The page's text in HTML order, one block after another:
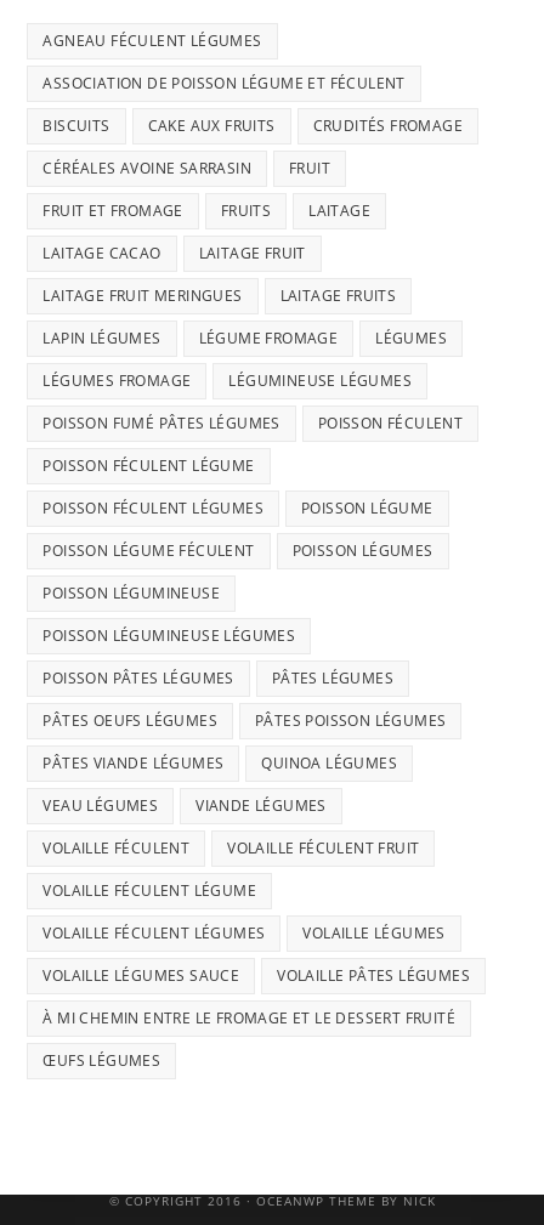
AGNEAU FÉCULENT LÉGUMES
ASSOCIATION DE POISSON LÉGUME ET FÉCULENT
BISCUITS CAKE AUX FRUITS CRUDITÉS FROMAGE
CÉRÉALES AVOINE SARRASIN FRUIT
FRUIT ET FROMAGE FRUITS LAITAGE
LAITAGE CACAO LAITAGE FRUIT
LAITAGE FRUIT MERINGUES LAITAGE FRUITS
LAPIN LÉGUMES LÉGUME FROMAGE LÉGUMES
LÉGUMES FROMAGE LÉGUMINEUSE LÉGUMES
POISSON FUMÉ PÂTES LÉGUMES POISSON FÉCULENT
POISSON FÉCULENT LÉGUME
POISSON FÉCULENT LÉGUMES POISSON LÉGUME
POISSON LÉGUME FÉCULENT POISSON LÉGUMES
POISSON LÉGUMINEUSE
POISSON LÉGUMINEUSE LÉGUMES
POISSON PÂTES LÉGUMES PÂTES LÉGUMES
PÂTES OEUFS LÉGUMES PÂTES POISSON LÉGUMES
PÂTES VIANDE LÉGUMES QUINOA LÉGUMES
VEAU LÉGUMES VIANDE LÉGUMES
VOLAILLE FÉCULENT VOLAILLE FÉCULENT FRUIT
VOLAILLE FÉCULENT LÉGUME
VOLAILLE FÉCULENT LÉGUMES VOLAILLE LÉGUMES
VOLAILLE LÉGUMES SAUCE VOLAILLE PÂTES LÉGUMES
À MI CHEMIN ENTRE LE FROMAGE ET LE DESSERT FRUITÉ
ŒUFS LÉGUMES
© COPYRIGHT 2016 · OCEANWP THEME BY NICK